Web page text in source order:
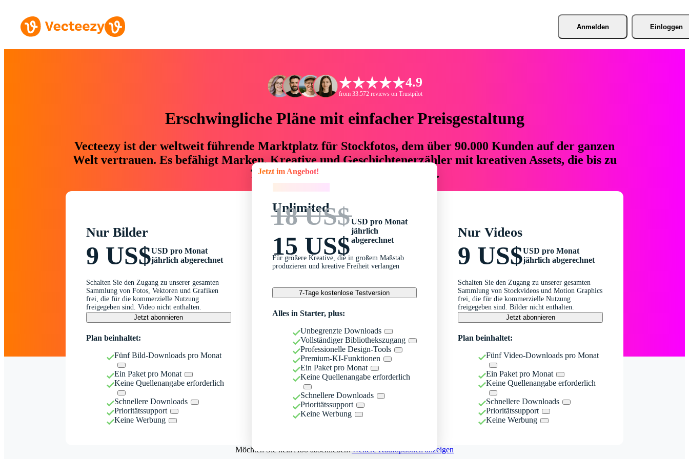
Anmelden Einloggen
4.9
from 33.572 reviews on Trustpilot
Erschwingliche Pläne mit einfacher Preisgestaltung
Vecteezy ist der weltweit führende Marktplatz für Stockfotos, dem über 90.000 Kunden auf der ganzen
Welt vertrauen. Es befähigt Marken, Kreative und Geschichtenerzähler mit kreativen Assets, die bis zu
76 % an Zeit und Budget einsparen.
Nur Bilder
9 US$USD pro Monat
jährlich abgerechnet
Schalten Sie den Zugang zu unserer gesamten
Sammlung von Fotos, Vektoren und Grafiken
frei, die für die kommerzielle Nutzung
freigegeben sind. Video nicht enthalten.
Jetzt abonnieren
Plan beinhaltet:
Fünf Bild-Downloads pro Monat
Ein Paket pro Monat
Keine Quellenangabe erforderlich
Schnellere Downloads
Prioritätssupport
Keine Werbung
Jetzt im Angebot!
Unlimited
18 US$
15 US$
USD pro Monat
jährlich
abgerechnet
Für größere Kreative, die in großem Maßstab
produzieren und kreative Freiheit verlangen
7-Tage kostenlose Testversion
Alles in Starter, plus:
Unbegrenzte Downloads
Vollständiger Bibliothekszugang
Professionelle Design-Tools
Premium-KI-Funktionen
Ein Paket pro Monat
Keine Quellenangabe erforderlich
Schnellere Downloads
Prioritätssupport
Keine Werbung
Nur Videos
9 US$USD pro Monat
jährlich abgerechnet
Schalten Sie den Zugang zu unserer gesamten
Sammlung von Stockvideos und Motion Graphics
frei, die für die kommerzielle Nutzung
freigegeben sind. Bilder nicht enthalten.
Jetzt abonnieren
Plan beinhaltet:
Fünf Video-Downloads pro Monat
Ein Paket pro Monat
Keine Quellenangabe erforderlich
Schnellere Downloads
Prioritätssupport
Keine Werbung
Möchten Sie kein Abo abschließen?Weitere Kaufoptionen anzeigen